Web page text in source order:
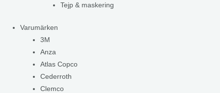
Tejp & maskering
Varumärken
3M
Anza
Atlas Copco
Cederroth
Clemco